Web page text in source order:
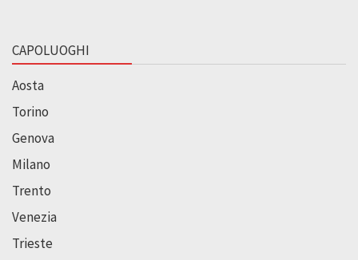
CAPOLUOGHI
Aosta
Torino
Genova
Milano
Trento
Venezia
Trieste